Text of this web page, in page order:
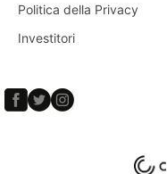
Politica della Privacy
Investitori